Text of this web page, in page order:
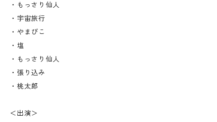
・もっさり仙人
・宇宙旅行
・やまびこ
・塩
・もっさり仙人
・張り込み
・桃太郎
＜出演＞